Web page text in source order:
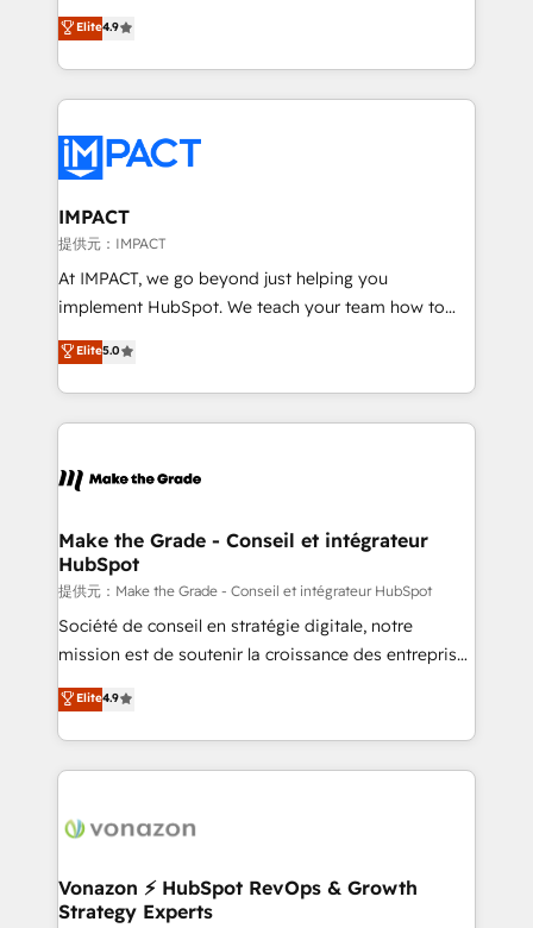
the rare Advanced "Custom Integrations"
Accreditation, securely sync data across... 🔄 any
new HubSpot portal with Advanced Website and
CRM Migrations using our in-house "HubScrub" Tool.
businesses. We go beyond implementation, shaping
the strategy, processes, and teams that turn
HubSpot into a genuine growth engine. Named
HubSpot's Global Partner of the Year in 2024,
worldwide, and with over 15 years in the ecosystem,
Huble has built a track record that speaks for itself.
One company, one operating model, delivering
across offices and consulting teams in the UK, USA,
Canada, Germany, France, Belgium, Singapore, and
South Africa. Certified compliant with ISO/IEC
international offices and 175+ employees.
Elite4.9
IMPACT
提供元：IMPACT
At IMPACT, we go beyond just helping you
implement HubSpot. We teach your team how to
master it. As the creators of the Endless Customers
System™ (the next evolution of They Ask, You
Answer), we’re the only HubSpot partner built
entirely around coaching and training. That means
skills, processes, and internal team you need to
without outside dependencies. You’ll learn how to: •
Set up, audit, and organize your HubSpot portal •
Get your sales team fully using HubSpot • Track
pipeline and revenue across the entire buyer journey
• Build an in-house marketing team that drives
buyers • Use AI to scale smarter Our coaching-led
approach works best for companies that are done
voice in your market, let’s talk.
Elite5.0
Make the Grade - Conseil et intégrateur
HubSpot
提供元：Make the Grade - Conseil et intégrateur HubSpot
Société de conseil en stratégie digitale, notre
mission est de soutenir la croissance des entreprises
B2B à travers l’acquisition de nouveaux clients,
l'intégration CRM et le développement des revenus
auprès de vos comptes existants. En France et à
l'international, nous travaillons avec des ETI
delà d’une simple transformation digitale et des
➤ L’intégration de CRM et de méthodologie RevOps
pour aligner les équipes marketing, commerciales et
Elite4.9
Vonazon ⚡ HubSpot RevOps & Growth
Strategy Experts